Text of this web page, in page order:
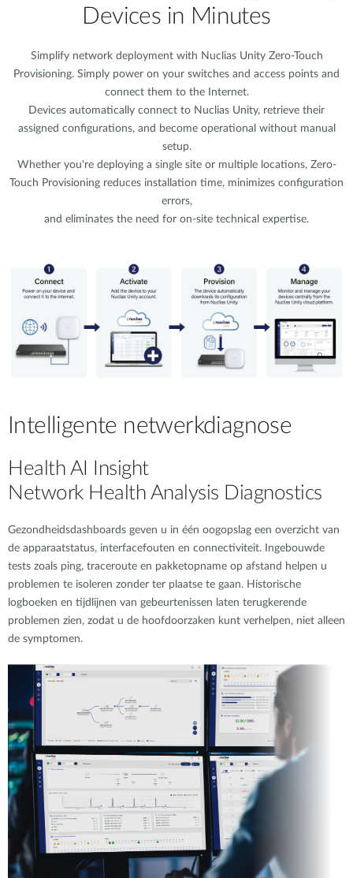
Devices in Minutes​
Simplify network deployment with Nuclias Unity Zero-Touch
Provisioning. Simply power on your switches and access points and
connect them to the Internet.
Devices automatically connect to Nuclias Unity, retrieve their
assigned configurations, and become operational without manual
setup.
Whether you're deploying a single site or multiple locations, Zero-
Touch Provisioning reduces installation time, minimizes configuration
errors,
and eliminates the need for on-site technical expertise.
Intelligente netwerkdiagnose
Health AI Insight
Network Health Analysis Diagnostics
Gezondheidsdashboards geven u in één oogopslag een overzicht van
de apparaatstatus, interfacefouten en connectiviteit. Ingebouwde
tests zoals ping, traceroute en pakketopname op afstand helpen u
problemen te isoleren zonder ter plaatse te gaan. Historische
logboeken en tijdlijnen van gebeurtenissen laten terugkerende
problemen zien, zodat u de hoofdoorzaken kunt verhelpen, niet alleen
de symptomen.